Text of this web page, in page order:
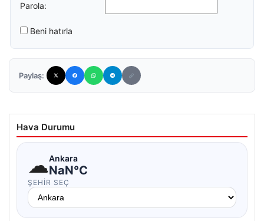
Parola:
Beni hatırla
Paylaş:
Hava Durumu
☁Ankara
NaN°C
ŞEHIR SEÇ